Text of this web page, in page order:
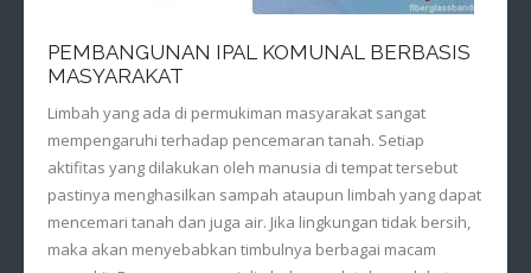
PEMBANGUNAN IPAL KOMUNAL BERBASIS
MASYARAKAT
Limbah yang ada di permukiman masyarakat sangat
mempengaruhi terhadap pencemaran tanah. Setiap
aktifitas yang dilakukan oleh manusia di tempat tersebut
pastinya menghasilkan sampah ataupun limbah yang dapat
mencemari tanah dan juga air. Jika lingkungan tidak bersih,
maka akan menyebabkan timbulnya berbagai macam